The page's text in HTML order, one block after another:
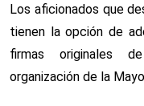
Los aficionados que
tienen la opción de
firmas originales
organización de la